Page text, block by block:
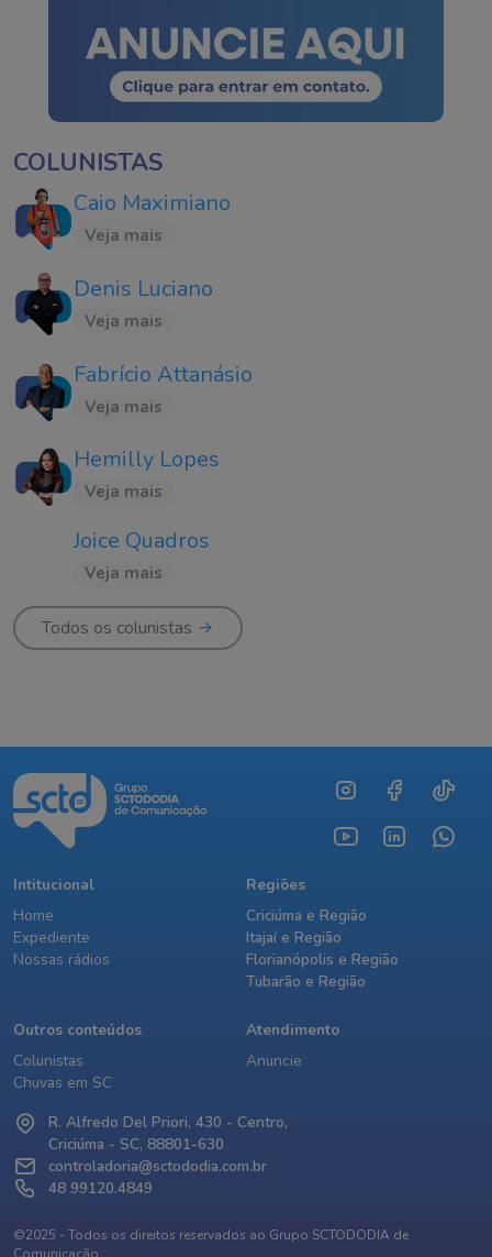
COLUNISTAS
Caio Maximiano
Veja mais
Denis Luciano
Veja mais
Fabrício Attanásio
Veja mais
Hemilly Lopes
Veja mais
Joice Quadros
Veja mais
Todos os colunistas
Intitucional
Home
Expediente
Nossas rádios
Regiões
Criciúma e Região
Itajaí e Região
Florianópolis e Região
Tubarão e Região
Outros conteúdos
Colunistas
Chuvas em SC
Atendimento
Anuncie
R. Alfredo Del Priori, 430 - Centro,
Criciúma - SC, 88801-630
controladoria@sctododia.com.br
48 99120.4849
©2025 - Todos os direitos reservados ao Grupo SCTODODIA de
Comunicação.